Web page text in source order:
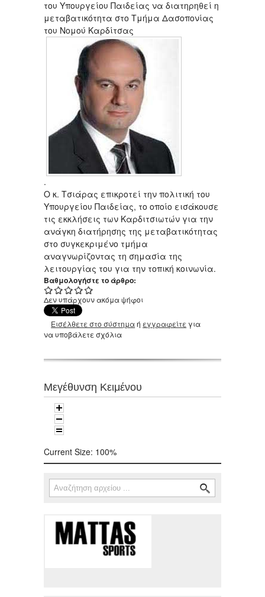
του Υπουργείου Παιδείας να διατηρηθεί η
μεταβατικότητα στο Τμήμα Δασοπονίας
του Νομού Καρδίτσας
.
Ο κ. Τσιάρας επικροτεί την πολιτική του
Υπουργείου Παιδείας, το οποίο εισάκουσε
τις εκκλήσεις των Καρδιτσιωτών για την
ανάγκη διατήρησης της μεταβατικότητας
στο συγκεκριμένο τμήμα
αναγνωρίζοντας τη σημασία της
λειτουργίας του για την τοπική κοινωνία.
Βαθμολογήστε το άρθρο:
Δεν υπάρχουν ακόμα ψήφοι
Εισέλθετε στο σύστημαή εγγραφείτε για
να υποβάλετε σχόλια
Μεγέθυνση Κειμένου
Current Size: 100%
Φόρμα αναζήτησης
Αναζήτηση